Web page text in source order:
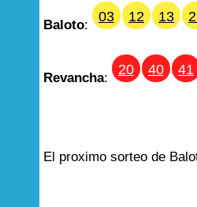
Baloto:
03 12 13
Revancha:
20 40 41
El proximo sorteo de